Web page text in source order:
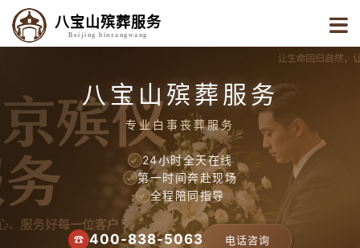
八宝山殡葬服务
Beijing binzangwang
八宝山殡葬服务
专业白事丧葬服务
✓ 24小时全天在线
✓ 第一时间奔赴现场
✓ 全程陪同指导
☎ 400-838-5063 电话咨询